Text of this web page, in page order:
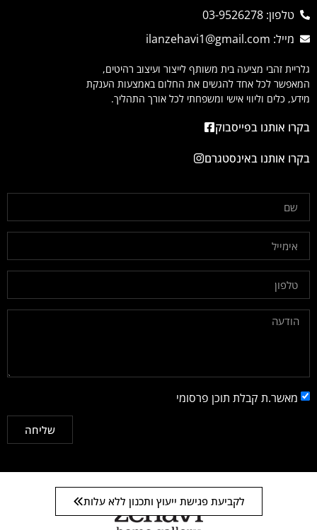
טלפון: 03-9526278
מייל: ilanzehavi1@gmail.com
גלריית זהבי מציעה בית משותף לייצור ועיצוב רהיטים,
המאפשר לכל אחד להגשים את החלום באמצעות הענקת
מידע, כלים וליווי אישי ומשפחתי לכל אורך התהליך.
בקרו אותנו בפייסבוק
בקרו אותנו באינסטגרם
מאשר.ת קבלת תוכן פרסומי
שליחה
לקביעת פגישת ייעוץ ותכנון ללא עלות